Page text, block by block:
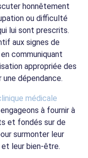
honnêtement
ou difficulté
lui sont prescrits.
aux signes de
communiquant
appropriée des
dépendance.
médicale
à fournir à
et fondés sur de
surmonter leur
leur bien-être.